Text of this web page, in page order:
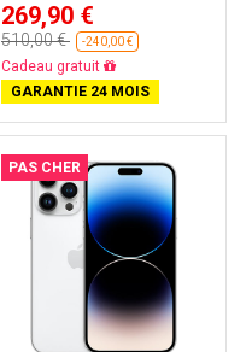
269,90 €
510,00 € -240,00 €
Livraison gratuite
GARANTIE 24 MOIS
PAS CHER